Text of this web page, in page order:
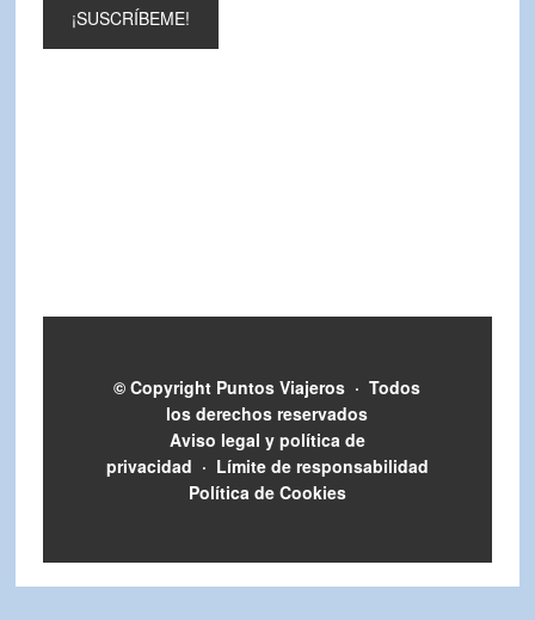
© Copyright Puntos Viajeros · Todos
los derechos reservados
Aviso legal y política de
privacidad · Límite de responsabilidad
Política de Cookies